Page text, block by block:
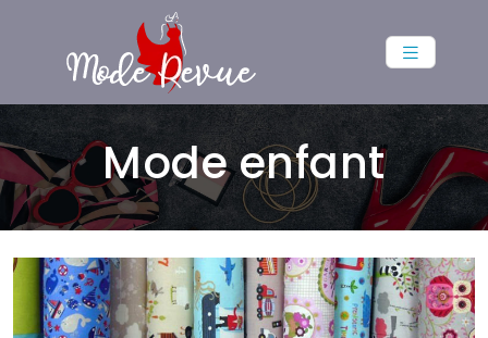
Mode enfant